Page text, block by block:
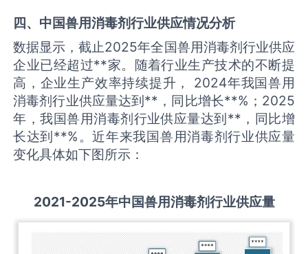
四、中国兽用消毒剂行业供应情况分析
数据显示，截止2025年全国兽用消毒剂行业供应
企业已经超过**家。随着行业生产技术的不断提
高，企业生产效率持续提升， 2024年我国兽用
消毒剂行业供应量达到**，同比增长**%；2025
年，我国兽用消毒剂行业供应量达到**，同比增
长达到**%。近年来我国兽用消毒剂行业供应量
变化具体如下图所示：
2021-2025年中国兽用消毒剂行业供应量